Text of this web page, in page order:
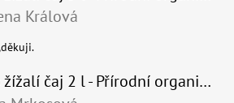
produktu je 5 z 5 hvězdiček.
Králová
Mesiho žížalí čaj 2 l - Přírodní organické hnojivo 100% nature - recyklovaný obal